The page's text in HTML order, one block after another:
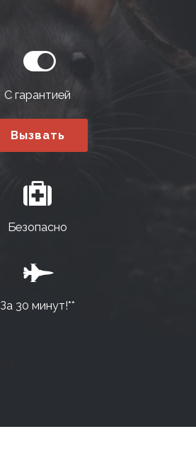
С гарантией
Вызвать
Безопасно
За 30 минут!**